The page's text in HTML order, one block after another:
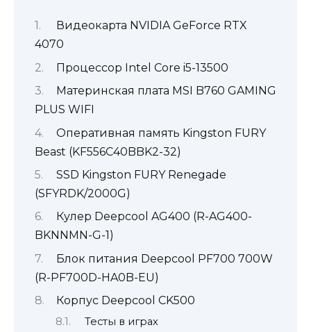
Видеокарта NVIDIA GeForce RTX
4070
Процессор Intel Core i5-13500
Материнская плата MSI B760 GAMING
PLUS WIFI
Оперативная память Kingston FURY
Beast (KF556C40BBK2-32)
SSD Kingston FURY Renegade
(SFYRDK/2000G)
Кулер Deepcool AG400 (R-AG400-
BKNNMN-G-1)
Блок питания Deepcool PF700 700W
(R-PF700D-HA0B-EU)
Корпус Deepcool CK500
Тесты в играх